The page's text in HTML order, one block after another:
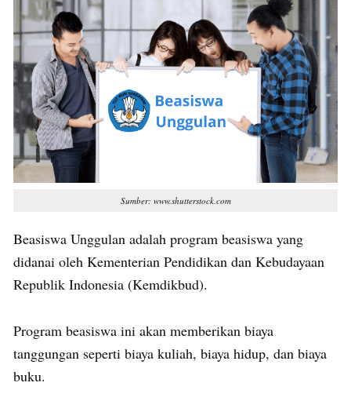
Sumber: www.shutterstock.com
Beasiswa Unggulan adalah program beasiswa yang
didanai oleh Kementerian Pendidikan dan Kebudayaan
Republik Indonesia (Kemdikbud).
Program beasiswa ini akan memberikan biaya
tanggungan seperti biaya kuliah, biaya hidup, dan biaya
buku.